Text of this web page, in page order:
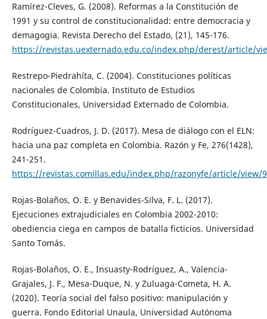
Ramírez-Cleves, G. (2008). Reformas a la Constitución de
1991 y su control de constitucionalidad: entre democracia y
demagogia. Revista Derecho del Estado, (21), 145-176.
https://revistas.uexternado.edu.co/index.php/derest/article/
Restrepo-Piedrahíta, C. (2004). Constituciones políticas
nacionales de Colombia. Instituto de Estudios
Constitucionales, Universidad Externado de Colombia.
Rodríguez-Cuadros, J. D. (2017). Mesa de diálogo con el ELN:
hacia una paz completa en Colombia. Razón y Fe, 276(1428),
241-251.
https://revistas.comillas.edu/index.php/razonyfe/article/view/
Rojas-Bolaños, O. E. y Benavides-Silva, F. L. (2017).
Ejecuciones extrajudiciales en Colombia 2002-2010:
obediencia ciega en campos de batalla ficticios. Universidad
Santo Tomás.
Rojas-Bolaños, O. E., Insuasty-Rodríguez, A., Valencia-
Grajales, J. F., Mesa-Duque, N. y Zuluaga-Cometa, H. A.
(2020). Teoría social del falso positivo: manipulación y
guerra. Fondo Editorial Unaula, Universidad Autónoma